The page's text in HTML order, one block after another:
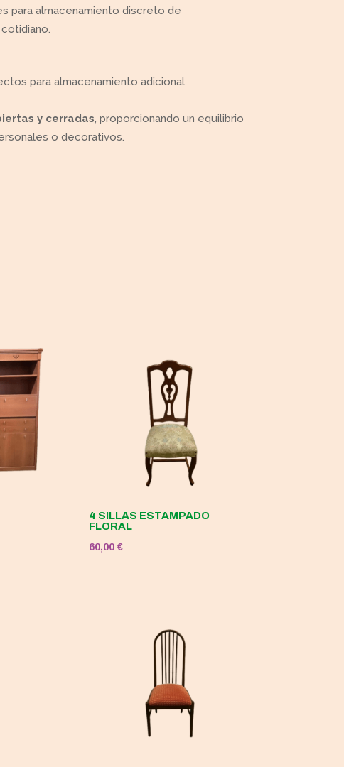
para almacenamiento discreto de
para almacenamiento adicional
y cerradas, proporcionando un equilibrio
o decorativos.
4 SILLAS ESTAMPADO
FLORAL
60,00€